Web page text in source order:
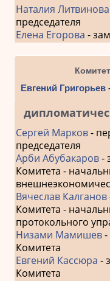
Наталия Литвинова
председателя
Елена Егорова -
Евгений Григорьев
Сергей Марков-
председателя
Арби Абубакаров-
Комитета -
Вячеслав Калганов
Комитета -
протокольного
Низами Мамишев-
Комитета
Евгений Кассюра -
Комитета